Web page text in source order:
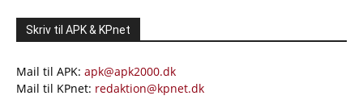
Skriv til APK & KPnet
Mail til APK: apk@apk2000.dk
Mail til KPnet: redaktion@kpnet.dk